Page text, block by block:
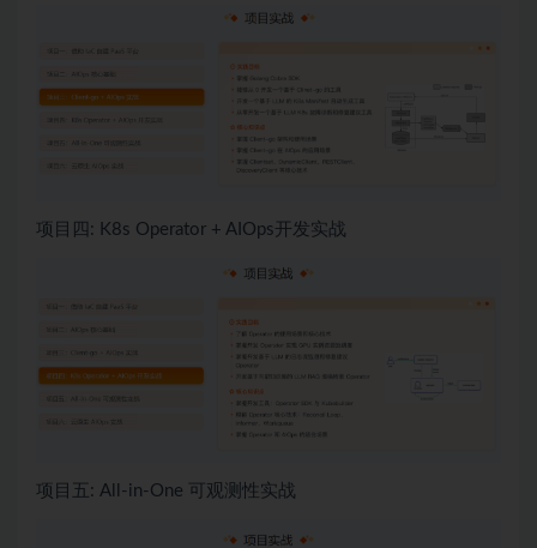
项目四: K8s Operator + AIOps开发实战
项目五: All-in-One 可观测性实战